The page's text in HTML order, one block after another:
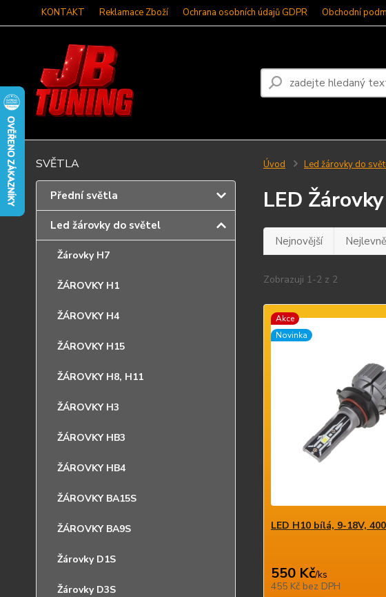
KONTAKT Reklamace Zboží Ochrana osobních údajů GDPR Obchodní
SVĚTLA
Přední světla
Led žárovky do světel
Žárovky H7
ŽÁROVKY H1
ŽÁROVKY H4
ŽÁROVKY H15
ŽÁROVKY H8, H11
ŽÁROVKY H3
ŽÁROVKY HB3
ŽÁROVKY HB4
ŽÁROVKY BA15S
ŽÁROVKY BA9S
Žárovky D1S
Žárovky D3S
Úvod Led žárovky do
LED
Nejnovější
Zobrazuji 1-2 z 2
Akce
Novinka
LED H10 bílá, 9-18V,
550 Kč/ks
455 Kč bez DPH